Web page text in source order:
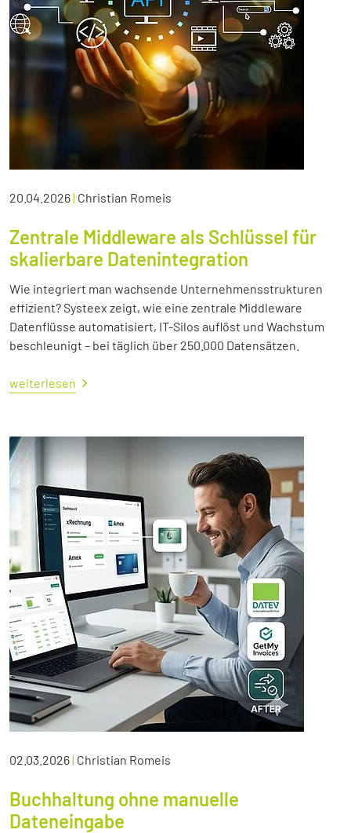
20.04.2026| Christian Romeis
Zentrale Middleware als Schlüssel für
skalierbare Datenintegration
Wie integriert man wachsende Unternehmensstrukturen
effizient? Systeex zeigt, wie eine zentrale Middleware
Datenflüsse automatisiert, IT-Silos auflöst und Wachstum
beschleunigt – bei täglich über 250.000 Datensätzen.
weiterlesen
02.03.2026| Christian Romeis
Buchhaltung ohne manuelle
Dateneingabe